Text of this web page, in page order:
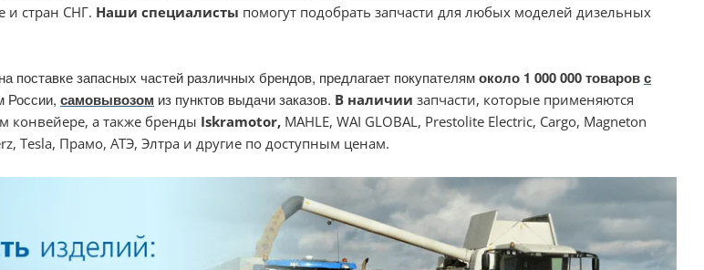
и стран СНГ. Наши специалисты помогут подобрать запчасти для любых моделей дизельных
поставке запасных частей различных брендов, предлагает покупателямоколо 1 000 000 товаровс
России, самовывозом из пунктов выдачи заказов. В наличии запчасти, которые применяются
конвейере, а также бренды Iskramotor, MAHLE, WAI GLOBAL, Prestolite Electric, Cargo, Magneton
Tesla, Прамо, АТЭ, Элтра и другие по доступным ценам.